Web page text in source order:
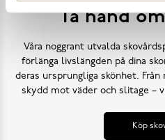
Ta hand
Våra noggrant utvalda
förlänga livslängden på dina
deras ursprungliga skönhet.
skydd mot väder och slitage –
Köp